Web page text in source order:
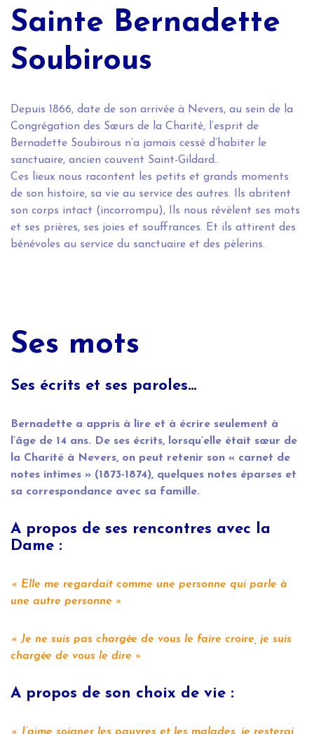
Sainte Bernadette
Soubirous
Depuis 1866, date de son arrivée à Nevers, au sein de la
Congrégation des Sœurs de la Charité, l’esprit de
Bernadette Soubirous n’a jamais cessé d’habiter le
sanctuaire, ancien couvent Saint-Gildard..
Ces lieux nous racontent les petits et grands moments
de son histoire, sa vie au service des autres. Ils abritent
son corps intact (incorrompu), Ils nous révèlent ses mots
et ses prières, ses joies et souffrances. Et ils attirent des
bénévoles au service du sanctuaire et des pèlerins.
Ses mots
Ses écrits et ses paroles…
Bernadette a appris à lire et à écrire seulement à
l’âge de 14 ans. De ses écrits, lorsqu’elle était sœur de
la Charité à Nevers, on peut retenir son « carnet de
notes intimes » (1873-1874), quelques notes éparses et
sa correspondance avec sa famille.
A propos de ses rencontres avec la
Dame :
Elle me regardait comme une personne qui parle à
une autre personne
Je ne suis pas chargée de vous le faire croire, je suis
chargée de vous le dire
A propos de son choix de vie :